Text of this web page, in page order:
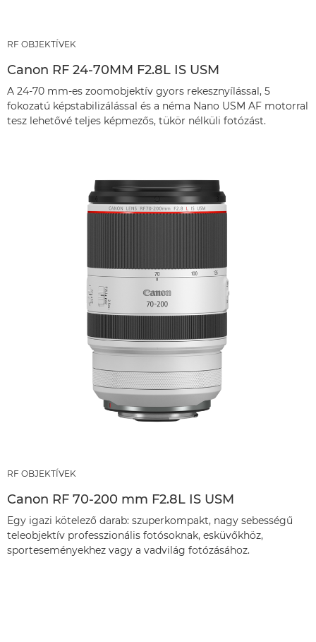
RF OBJEKTÍVEK
Canon RF 24-70MM F2.8L IS USM
A 24-70 mm-es zoomobjektív gyors rekesznyílással, 5
fokozatú képstabilizálással és a néma Nano USM AF motorral
tesz lehetővé teljes képmezős, tükör nélküli fotózást.
RF OBJEKTÍVEK
Canon RF 70-200 mm F2.8L IS USM
Egy igazi kötelező darab: szuperkompakt, nagy sebességű
teleobjektív professzionális fotósoknak, esküvőkhöz,
sporteseményekhez vagy a vadvilág fotózásához.